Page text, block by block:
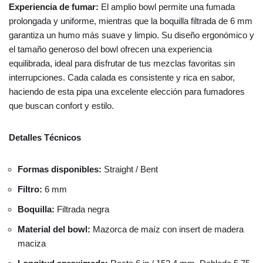
Experiencia de fumar: El amplio bowl permite una fumada
prolongada y uniforme, mientras que la boquilla filtrada de 6 mm
garantiza un humo más suave y limpio. Su diseño ergonómico y
el tamaño generoso del bowl ofrecen una experiencia
equilibrada, ideal para disfrutar de tus mezclas favoritas sin
interrupciones. Cada calada es consistente y rica en sabor,
haciendo de esta pipa una excelente elección para fumadores
que buscan confort y estilo.
Detalles Técnicos
Formas disponibles: Straight / Bent
Filtro: 6 mm
Boquilla: Filtrada negra
Material del bowl: Mazorca de maíz con insert de madera
maciza